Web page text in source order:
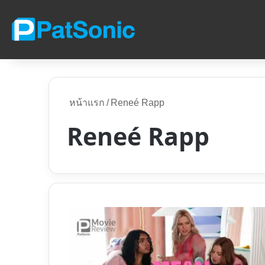
หน้าแรก / Reneé Rapp
Reneé Rapp